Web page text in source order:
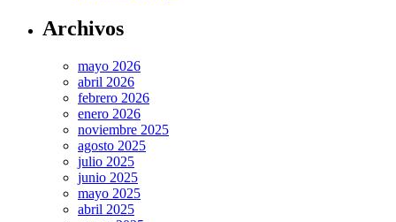
Archivos
mayo 2026
abril 2026
febrero 2026
enero 2026
noviembre 2025
agosto 2025
julio 2025
junio 2025
mayo 2025
abril 2025